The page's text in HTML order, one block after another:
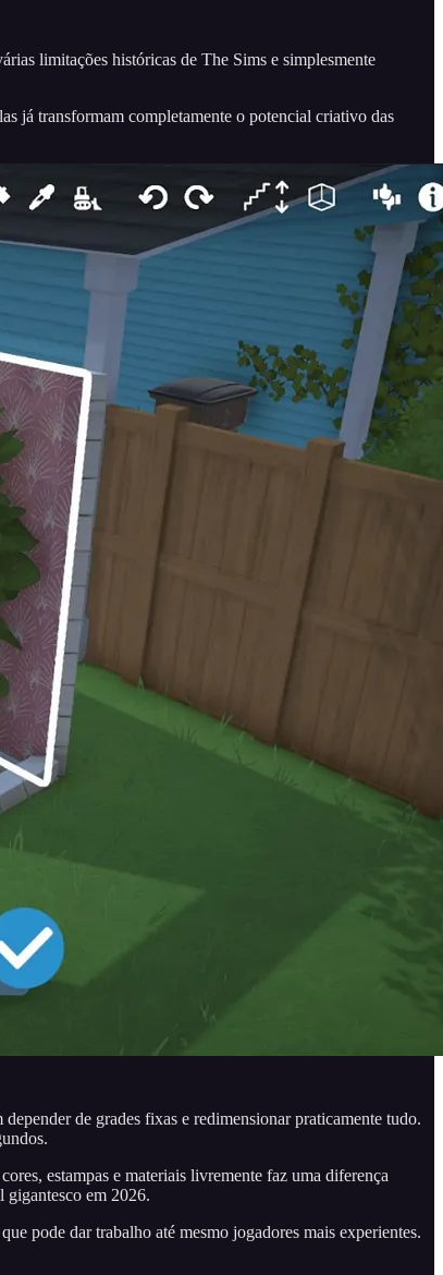
limitações históricas de The Sims e simplesmente
já transformam completamente o potencial criativo das
de grades fixas e redimensionar praticamente tudo.
estampas e materiais livremente faz uma diferença
gigantesco em 2026.
pode dar trabalho até mesmo jogadores mais experientes.